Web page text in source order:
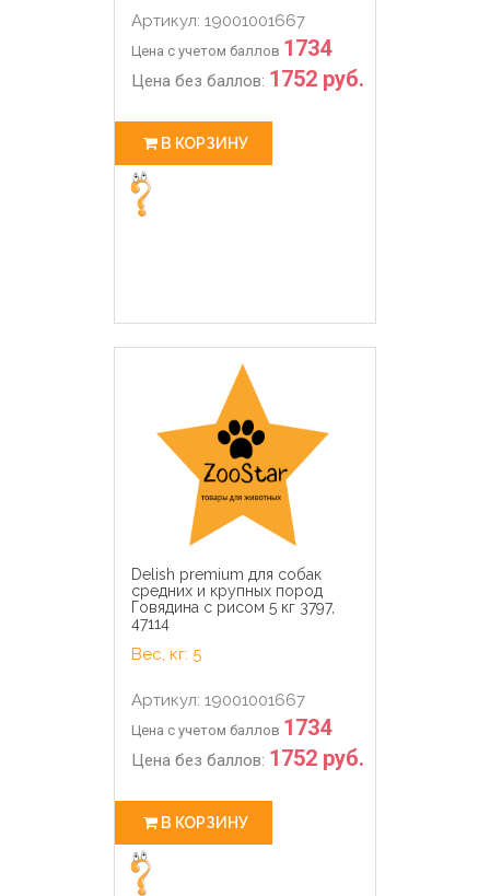
Артикул: 19001001667
Цена с учетом баллов 1734
Цена без баллов: 1752 руб.
В КОРЗИНУ
Delish premium для собак
средних и крупных пород
Говядина с рисом 5 кг 3797,
47114
Вес, кг: 5
Артикул: 19001001667
Цена с учетом баллов 1734
Цена без баллов: 1752 руб.
В КОРЗИНУ